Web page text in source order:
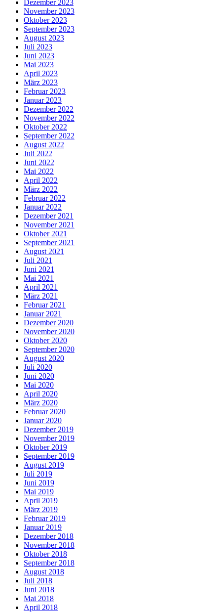
Dezember 2023
November 2023
Oktober 2023
September 2023
August 2023
Juli 2023
Juni 2023
Mai 2023
April 2023
März 2023
Februar 2023
Januar 2023
Dezember 2022
November 2022
Oktober 2022
September 2022
August 2022
Juli 2022
Juni 2022
Mai 2022
April 2022
März 2022
Februar 2022
Januar 2022
Dezember 2021
November 2021
Oktober 2021
September 2021
August 2021
Juli 2021
Juni 2021
Mai 2021
April 2021
März 2021
Februar 2021
Januar 2021
Dezember 2020
November 2020
Oktober 2020
September 2020
August 2020
Juli 2020
Juni 2020
Mai 2020
April 2020
März 2020
Februar 2020
Januar 2020
Dezember 2019
November 2019
Oktober 2019
September 2019
August 2019
Juli 2019
Juni 2019
Mai 2019
April 2019
März 2019
Februar 2019
Januar 2019
Dezember 2018
November 2018
Oktober 2018
September 2018
August 2018
Juli 2018
Juni 2018
Mai 2018
April 2018